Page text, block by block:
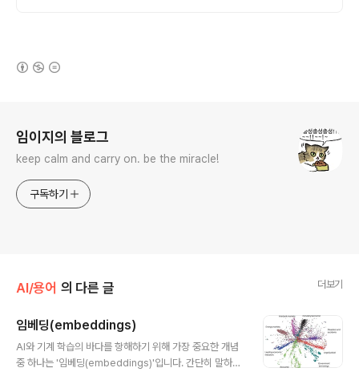
임이지의 블로그
keep calm and carry on. be the miracle!
구독하기
AI/용어 의 다른 글 더보기
임베딩(embeddings)
AI와 기계 학습의 바다를 항해하기 위해 가장 중요한 개념
중 하나는 '임베딩(embeddings)'입니다. 간단히 말하면,